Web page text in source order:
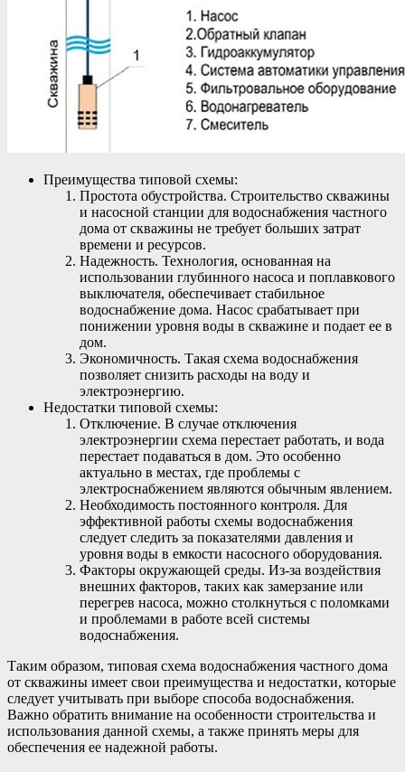
Преимущества типовой схемы:
Простота обустройства. Строительство скважины
и насосной станции для водоснабжения частного
дома от скважины не требует больших затрат
времени и ресурсов.
Надежность. Технология, основанная на
использовании глубинного насоса и поплавкового
выключателя, обеспечивает стабильное
водоснабжение дома. Насос срабатывает при
понижении уровня воды в скважине и подает ее в
дом.
Экономичность. Такая схема водоснабжения
позволяет снизить расходы на воду и
электроэнергию.
Недостатки типовой схемы:
Отключение. В случае отключения
электроэнергии схема перестает работать, и вода
перестает подаваться в дом. Это особенно
актуально в местах, где проблемы с
электроснабжением являются обычным явлением.
Необходимость постоянного контроля. Для
эффективной работы схемы водоснабжения
следует следить за показателями давления и
уровня воды в емкости насосного оборудования.
Факторы окружающей среды. Из-за воздействия
внешних факторов, таких как замерзание или
перегрев насоса, можно столкнуться с поломками
и проблемами в работе всей системы
водоснабжения.
Таким образом, типовая схема водоснабжения частного дома
от скважины имеет свои преимущества и недостатки, которые
следует учитывать при выборе способа водоснабжения.
Важно обратить внимание на особенности строительства и
использования данной схемы, а также принять меры для
обеспечения ее надежной работы.